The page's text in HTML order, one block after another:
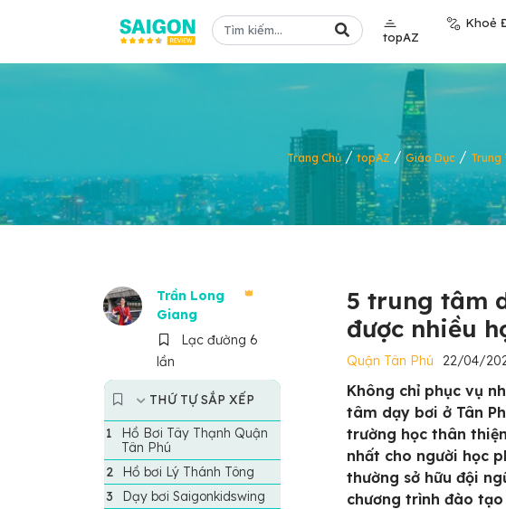
topAZ
Khoẻ
Trang Chủ/ topAZ /Giáo Dục/ Trung
Trần Long
Giang
Lạc đường 6
lần
5 trung tâm
được nhiều
Quận Tân Phú 22/04/
THỨ TỰ SẮP XẾP
Hồ Bơi Tây Thạnh Quận
Tân Phú
Hồ bơi Lý Thánh Tông
Dạy bơi Saigonkidswing
Không chỉ phục vụ
tâm dạy bơi ở Tân
trường học thân
nhất cho người học
thường sở hữu đội
chương trình đào